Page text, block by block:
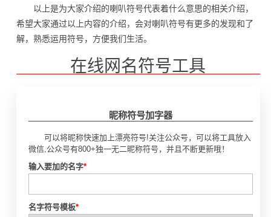
以上是为大家介绍的喇叭符号代表着什么意思的相关介绍，
希望大家通过以上内容的介绍，会对喇叭符号有更多的发现和了
解，熟悉运用符号，方便我们生活。
在线网名符号工具
昵称符号加字器
可以将昵称快速加上漂亮符号!关注公众号，可以将工具放入
微信,公众号有800+独一无二昵称符号，并且不断更新哦！
输入要加的名字*
名字符号模板*